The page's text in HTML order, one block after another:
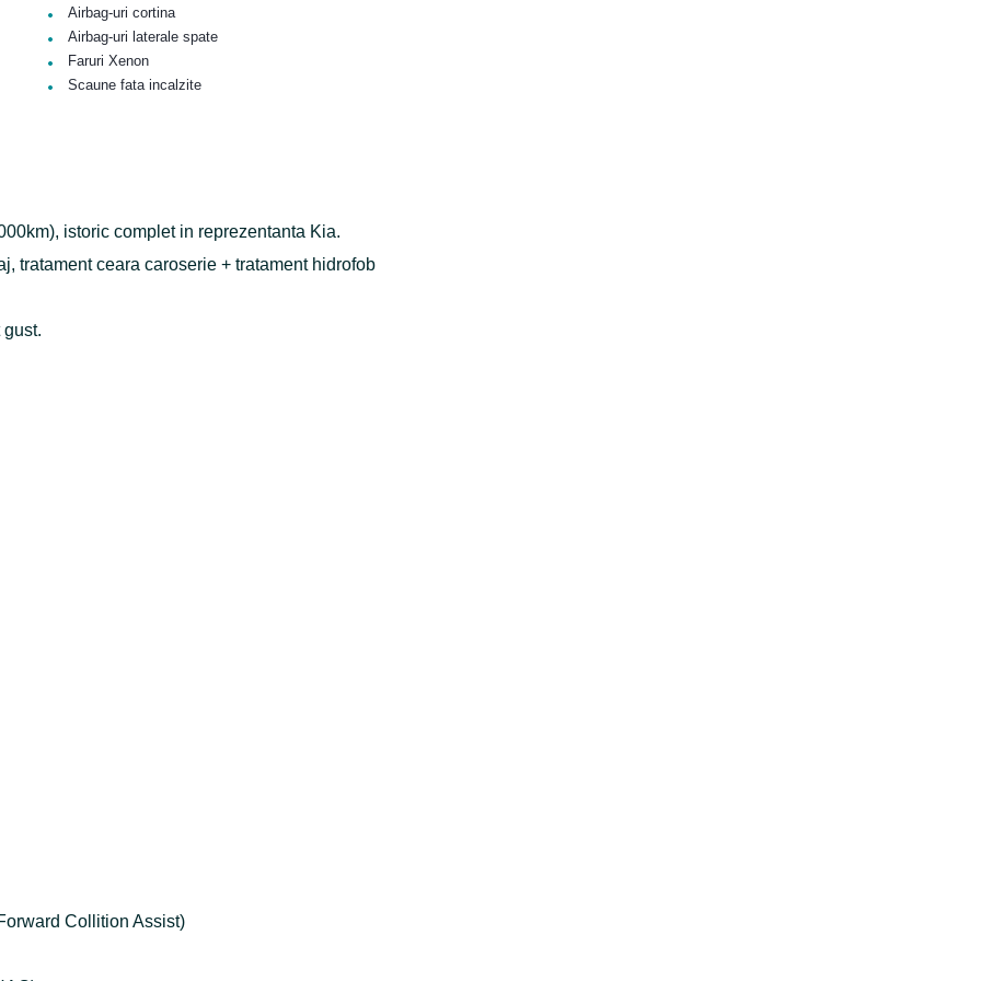
• Airbag-uri cortina
• Airbag-uri laterale spate
• Faruri Xenon
• Scaune fata incalzite
istoric complet in reprezentanta Kia.
tratament ceara caroserie + tratament hidrofob
Collition Assist)